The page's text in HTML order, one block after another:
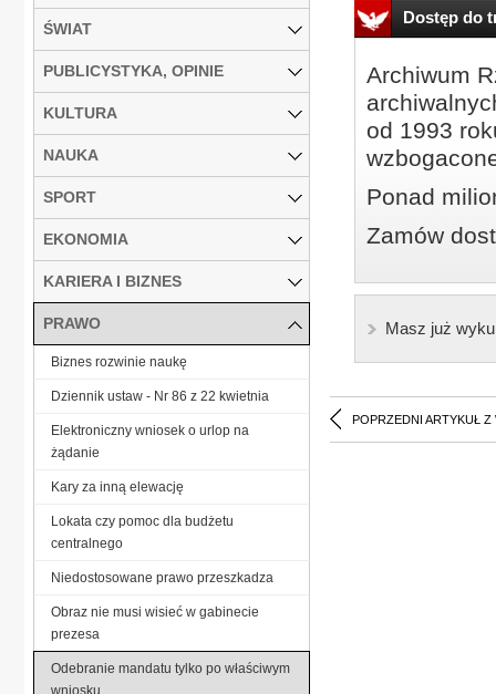
Dostęp do
Archiwum
od 1993
Ponad
Zamów
Masz już
POPRZEDNI ARTYKUŁ Z
ŚWIAT
PUBLICYSTYKA, OPINIE
KULTURA
NAUKA
SPORT
EKONOMIA
KARIERA I BIZNES
PRAWO
Biznes rozwinie naukę
Dziennik ustaw - Nr 86 z 22 kwietnia
Elektroniczny wniosek o urlop na
żądanie
Kary za inną elewację
Lokata czy pomoc dla budżetu
centralnego
Niedostosowane prawo przeszkadza
Obraz nie musi wisieć w gabinecie
prezesa
Odebranie mandatu tylko po właściwym
wniosku